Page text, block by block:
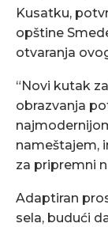
Kusatku,
opštine
otvaranja
“Novi kutak
obrazvanja
nameštajem,
za pripremni
Adaptiran
sela, budući